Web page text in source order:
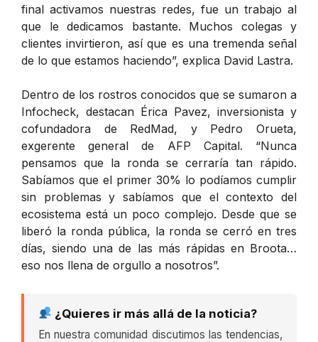
final activamos nuestras redes, fue un trabajo al
que le dedicamos bastante. Muchos colegas y
clientes invirtieron, así que es una tremenda señal
de lo que estamos haciendo”, explica David Lastra.
Dentro de los rostros conocidos que se sumaron a
Infocheck, destacan Érica Pavez, inversionista y
cofundadora de RedMad, y Pedro Orueta,
exgerente general de AFP Capital. “Nunca
pensamos que la ronda se cerraría tan rápido.
Sabíamos que el primer 30% lo podíamos cumplir
sin problemas y sabíamos que el contexto del
ecosistema está un poco complejo. Desde que se
liberó la ronda pública, la ronda se cerró en tres
días, siendo una de las más rápidas en Broota…
eso nos llena de orgullo a nosotros”.
¿Quieres ir más allá de la noticia?
En nuestra comunidad discutimos las tendencias,